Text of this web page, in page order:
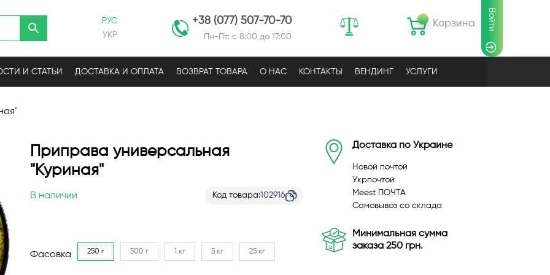
РУС
УКР
+38 (077) 507-70-70
Пн-Пт: с 8:00 до 17:00
Корзина Войти
И СТАТЬИ ДОСТАВКА И ОПЛАТА ВОЗВРАТ ТОВАРА О НАС КОНТАКТЫ ВЕНДИНГ УСЛУГИ
Приправа универсальная
"Куриная"
В наличии Код товара 102916
Фасовка 250 г 500 г 1 кг 5 кг 25 кг
Доставка по Украине
Новой почтой
Укрпочтой
Meest ПОЧТА
Самовывоз со склада
Минимальная сумма
заказа 250 грн.